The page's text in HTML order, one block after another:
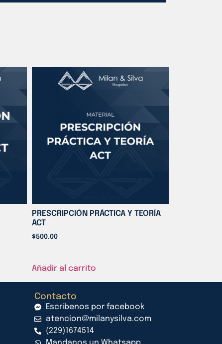
PRESCRIPCIÓN PRÁCTICA Y TEORÍA
ACT
$500.00
Añadir al carrito
Contacto
Escríbenos por facebook
atencion@milanysilva.com
(229)1674514